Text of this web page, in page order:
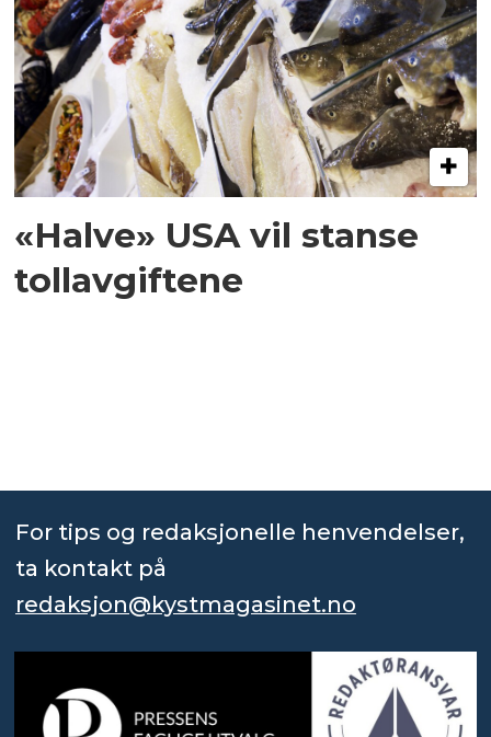
«Halve» USA vil stanse
tollavgiftene
For tips og redaksjonelle henvendelser,
ta kontakt på
redaksjon@kystmagasinet.no